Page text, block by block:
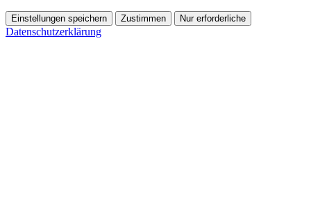
Einstellungen speichern Zustimmen Nur erforderliche
Datenschutzerklärung